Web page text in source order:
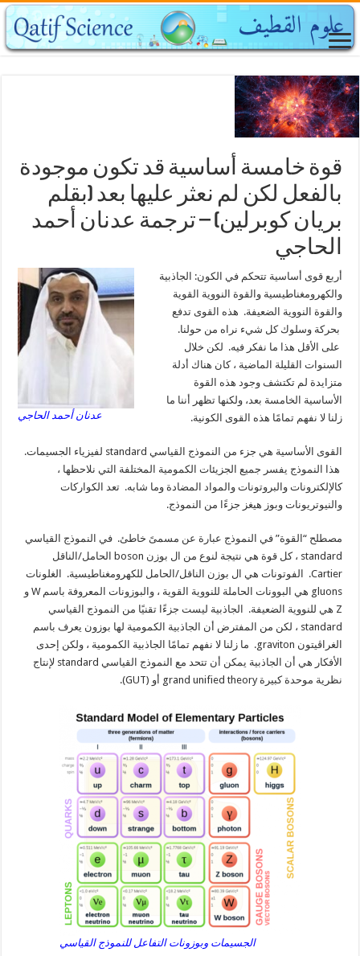
قوة خامسة أساسية قد تكون موجودة
بالفعل لكن لم نعثر عليها بعد (بقلم
بريان كوبرلين) – ترجمة عدنان أحمد
الحاجي
عدنان أحمد الحاجي
أربع قوى أساسية تتحكم في الكون: الجاذبية
والكهرومغناطيسية والقوة النووية القوية
والقوة النووية الضعيفة. هذه القوى تدفع
بحركة وسلوك كل شيء نراه من حولنا.
على الأقل هذا ما نفكر فيه. لكن خلال
السنوات القليلة الماضية ، كان هناك أدلة
متزايدة لم تكتشف وجود هذه القوة
الأساسية الخامسة بعد، ولكنها تظهر أننا ما
زلنا لا نفهم تمامًا هذه القوى الكونية.
القوى الأساسية هي جزء من النموذج القياسي standard لفيزياء الجسيمات.
هذا النموذج يفسر جميع الجزيئات الكمومية المختلفة التي نلاحظها ،
كالإلكترونات والبروتونات والمواد المضادة وما شابه. تعد الكواركات
والنيوتريونات وبوز هيغز جزءًا من النموذج.
مصطلح “القوة” في النموذج عبارة عن مسمىً خاطئ. في النموذج القياسي
standard ، كل قوة هي نتيجة لنوع من ال بوزن boson الحامل/الناقل
Cartier. الفوتونات هي ال بوزن الناقل/الحامل للكهرومغناطيسية. الغلونات
gluons هي البوونات الحاملة للنووية القوية ، والبوزونات المعروفة باسم W و
Z هي للنووية الضعيفة. الجاذبية ليست جزءًا تقنيًا من النموذج القياسي
standard ، لكن من المفترض أن الجاذبية الكمومية لها بوزون يعرف باسم
الغراڤيتون graviton. ما زلنا لا نفهم تمامًا الجاذبية الكمومية ، ولكن إحدى
الأفكار هي أن الجاذبية يمكن أن تتحد مع النموذج القياسي standard لإنتاج
نظرية موحدة كبيرة grand unified theory أو (GUT).
الجسيمات وبوزونات التفاعل للنموذج القياسي